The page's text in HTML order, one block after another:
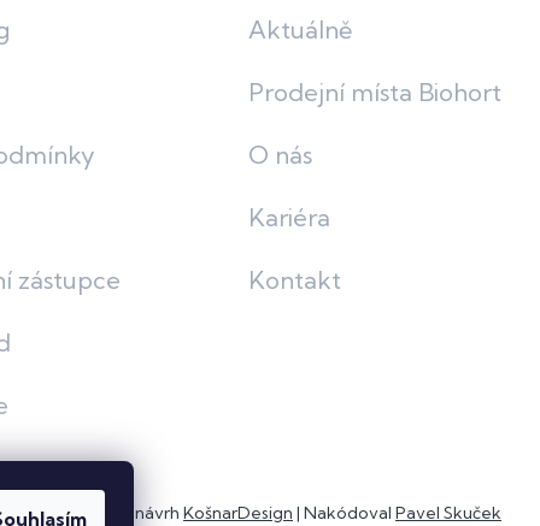
zástupce
Aktuálně
Prodejní místa Biohort
O nás
Kariéra
Kontakt
Grafický návrh KošnarDesign | Nakódoval Pavel Skuček